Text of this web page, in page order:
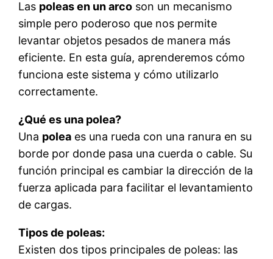
Las poleas en un arco son un mecanismo
simple pero poderoso que nos permite
levantar objetos pesados de manera más
eficiente. En esta guía, aprenderemos cómo
funciona este sistema y cómo utilizarlo
correctamente.
¿Qué es una polea?
Una polea es una rueda con una ranura en su
borde por donde pasa una cuerda o cable. Su
función principal es cambiar la dirección de la
fuerza aplicada para facilitar el levantamiento
de cargas.
Tipos de poleas:
Existen dos tipos principales de poleas: las